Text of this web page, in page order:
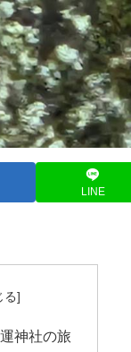
LINE
神社の旅